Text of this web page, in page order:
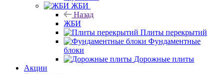
ЖБИ
Назад
ЖБИ
Плиты перекрытий
Фундаментные
блоки
Дорожные плиты
Акции